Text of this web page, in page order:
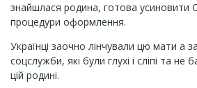
знайшлася родина, готова усиновити
процедури оформлення.
Українці заочно лінчували цю мати а
соцслужби, які були глухі і сліпі та не
цій родині.